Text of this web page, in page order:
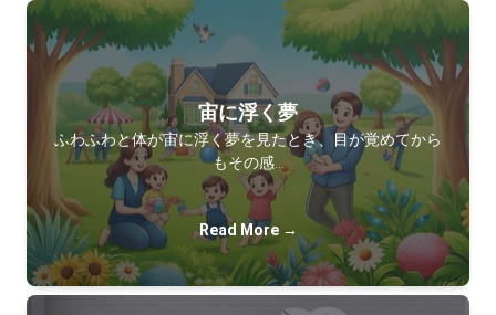
宙に浮く夢
ふわふわと体が宙に浮く夢を見たとき、目が覚めてから
もその感…
Read More →